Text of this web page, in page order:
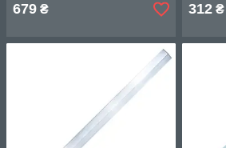
679 ₴ 312 ₴